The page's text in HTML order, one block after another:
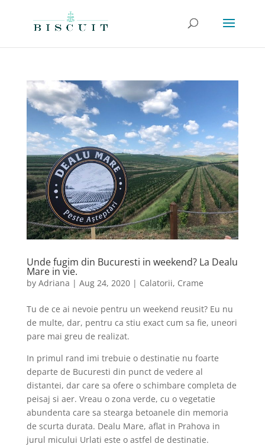
Unde fugim din Bucuresti in weekend? La Dealu
Mare in vie.
by Adriana | Aug 24, 2020| Calatorii, Crame
Tu de ce ai nevoie pentru un weekend reusit? Eu nu
de multe, dar, pentru ca stiu exact cum sa fie, uneori
pare mai greu de realizat.
In primul rand imi trebuie o destinatie nu foarte
departe de Bucuresti din punct de vedere al
distantei, dar care sa ofere o schimbare completa de
peisaj si aer. Vreau o zona verde, cu o vegetatie
abundenta care sa stearga betoanele din memoria
de scurta durata. Dealu Mare, aflat in Prahova in
jurul micului Urlati este o astfel de destinatie.